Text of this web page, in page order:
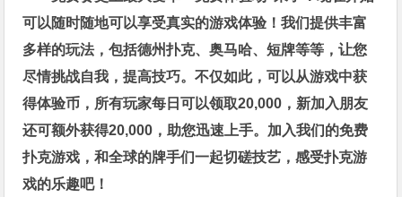
可以随时随地可以享受真实的游戏体验！我们提供丰富
多样的玩法，包括德州扑克、奥马哈、短牌等等，让您
尽情挑战自我，提高技巧。不仅如此，可以从游戏中获
得体验币，所有玩家每日可以领取20,000，新加入朋友
还可额外获得20,000，助您迅速上手。 加入我们的免费
扑克游戏，和全球的牌手们一起切磋技艺，感受扑克游
戏的乐趣吧！